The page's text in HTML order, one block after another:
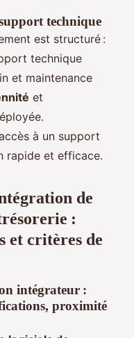
technique
est structuré :
technique
et maintenance
et
à un support
rapide et efficace.
de
:
et critères de
intégrateur :
proximité